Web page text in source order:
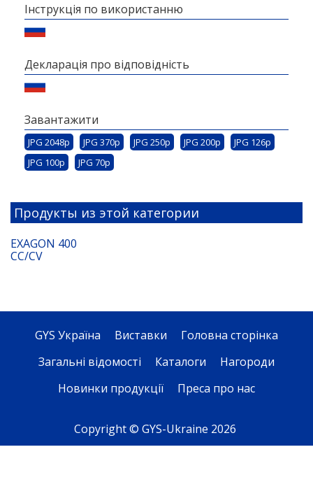
Інструкція по використанню
Декларація про відповідність
Завантажити
JPG 2048p JPG 370p JPG 250p JPG 200p
JPG 126p
JPG 100p
JPG 70p
Продукты из этой категории
EXAGON 400
CC/CV
GYS Україна Виставки
Головна сторінка
Загальні відомості
Каталоги
Нагороди
Новинки продукції
Преса про нас
Copyright © GYS-Ukraine 2026